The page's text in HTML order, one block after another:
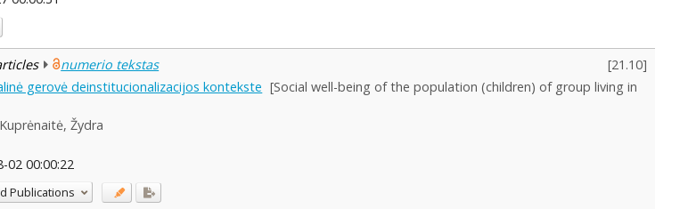
numerio tekstas [21.10]
gerovė deinstitucionalizacijos kontekste [Social well-being of the population (children) of group living in
Kuprėnaitė, Žydra
02 00:00:22
Publications